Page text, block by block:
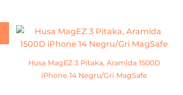
Husa MagEZ 3 Pitaka, Aramida 1500D
iPhone 14 Negru/Gri MagSafe